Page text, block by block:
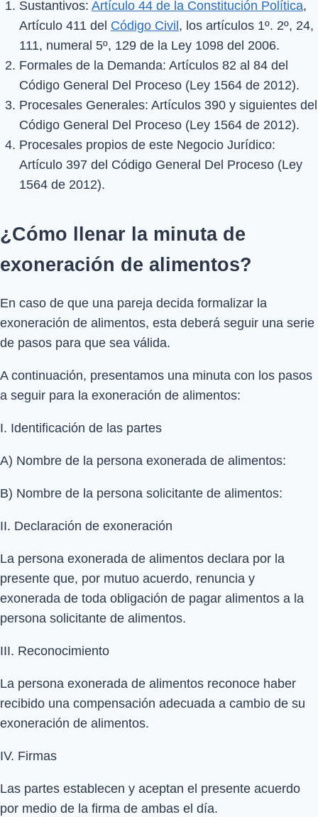
Sustantivos: Artículo 44 de la Constitución Política,
Artículo 411 del Código Civil, los artículos 1º. 2º, 24,
111, numeral 5º, 129 de la Ley 1098 del 2006.
Formales de la Demanda: Artículos 82 al 84 del
Código General Del Proceso (Ley 1564 de 2012).
Procesales Generales: Artículos 390 y siguientes del
Código General Del Proceso (Ley 1564 de 2012).
Procesales propios de este Negocio Jurídico:
Artículo 397 del Código General Del Proceso (Ley
1564 de 2012).
¿Cómo llenar la minuta de
exoneración de alimentos?
En caso de que una pareja decida formalizar la
exoneración de alimentos, esta deberá seguir una serie
de pasos para que sea válida.
A continuación, presentamos una minuta con los pasos
a seguir para la exoneración de alimentos:
I. Identificación de las partes
A) Nombre de la persona exonerada de alimentos:
B) Nombre de la persona solicitante de alimentos:
II. Declaración de exoneración
La persona exonerada de alimentos declara por la
presente que, por mutuo acuerdo, renuncia y
exonerada de toda obligación de pagar alimentos a la
persona solicitante de alimentos.
III. Reconocimiento
La persona exonerada de alimentos reconoce haber
recibido una compensación adecuada a cambio de su
exoneración de alimentos.
IV. Firmas
Las partes establecen y aceptan el presente acuerdo
por medio de la firma de ambas el día.